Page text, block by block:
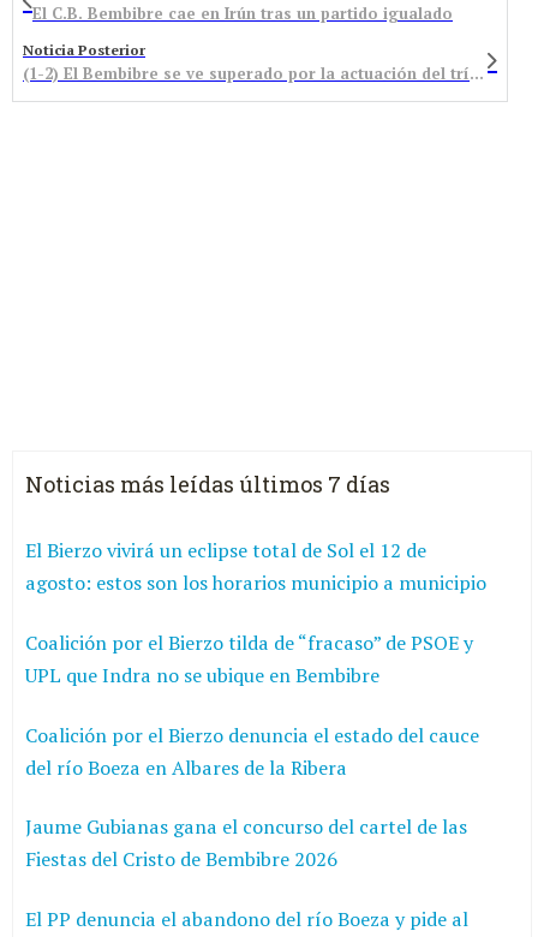
El C.B. Bembibre cae en Irún tras un partido igualado
Noticia Posterior
(1-2) El Bembibre se ve superado por la actuación del trío arbitral
Noticias más leídas últimos 7 días
El Bierzo vivirá un eclipse total de Sol el 12 de
agosto: estos son los horarios municipio a municipio
Coalición por el Bierzo tilda de “fracaso” de PSOE y
UPL que Indra no se ubique en Bembibre
Coalición por el Bierzo denuncia el estado del cauce
del río Boeza en Albares de la Ribera
Jaume Gubianas gana el concurso del cartel de las
Fiestas del Cristo de Bembibre 2026
El PP denuncia el abandono del río Boeza y pide al